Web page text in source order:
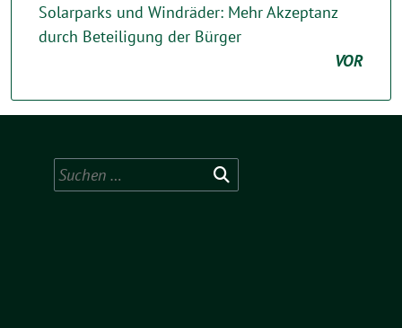
Solarparks und Windräder: Mehr Akzeptanz
durch Beteiligung der Bürger
VOR
Suchen
nach: